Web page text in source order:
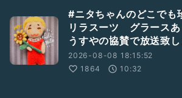
#ニタちゃんのどこで
リラスーツ グラース
うすやの協賛で放送致
2026-08-08 18:15:52
1864
10:32